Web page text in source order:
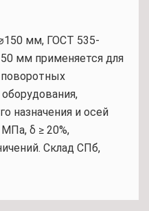
мм, ГОСТ 535-
мм применяется для
назначения и осей
δ ≥ 20%,
Склад СПб,